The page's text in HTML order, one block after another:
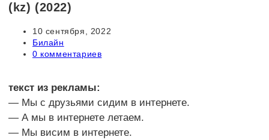
(kz) (2022)
Запись
опубликована:
10 сентября, 2022
Рубрика
записи:
Билайн
Комментарии
0 комментариев
текст из рекламы:
— Мы с друзьями сидим в интернете.
— А мы в интернете летаем.
— Мы висим в интернете.